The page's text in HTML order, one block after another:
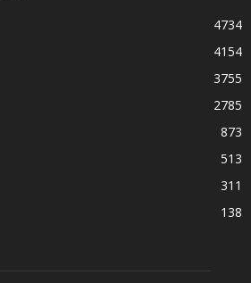
4734
4154
3755
2785
873
513
311
138